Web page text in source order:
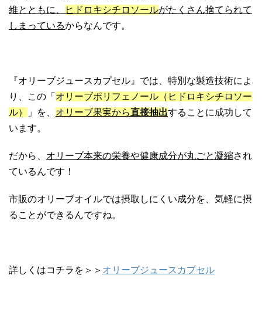
維とともに、
ヒドロキシチロソールがたくさん捨てられて
しまっているからなんです。
『オリーブジュースカプセル』では、特別な製造技術によ
り、この「 オリーブポリフェノール（ヒドロキシチロソー
ル）
」を、 オリーブ果実から直接抽出することに成功して
います。
だから、 オリーブ本来の栄養や健康成分が丸ごと凝縮され
ているんです！
市販のオリーブオイルでは摂取しにくい成分を、気軽に摂
ることができるんですね。
詳しくはコチラを＞＞ オリーブジュースカプセル